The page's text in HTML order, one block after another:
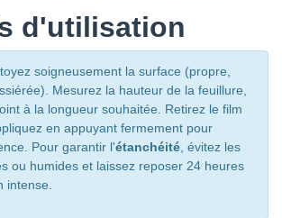
d'utilisation
soigneusement la surface (propre,
Mesurez la hauteur de la feuillure,
à la longueur souhaitée. Retirez le film
en appuyant fermement pour
Pour garantir l'étanchéité , évitez les
ou humides et laissez reposer 24 heures
intense.